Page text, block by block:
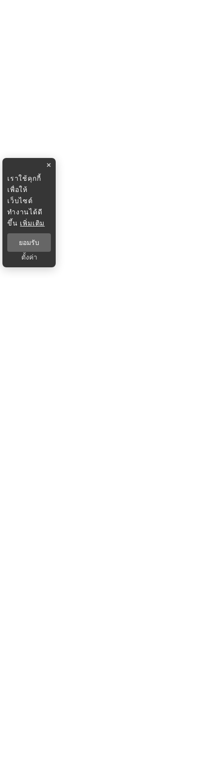
×
เราใช้คุกกี้
เพื่อให้
เว็บไซต์
ทำงานได้ดี
ขึ้น เพิ่มเติม
ยอมรับ
ตั้งค่า